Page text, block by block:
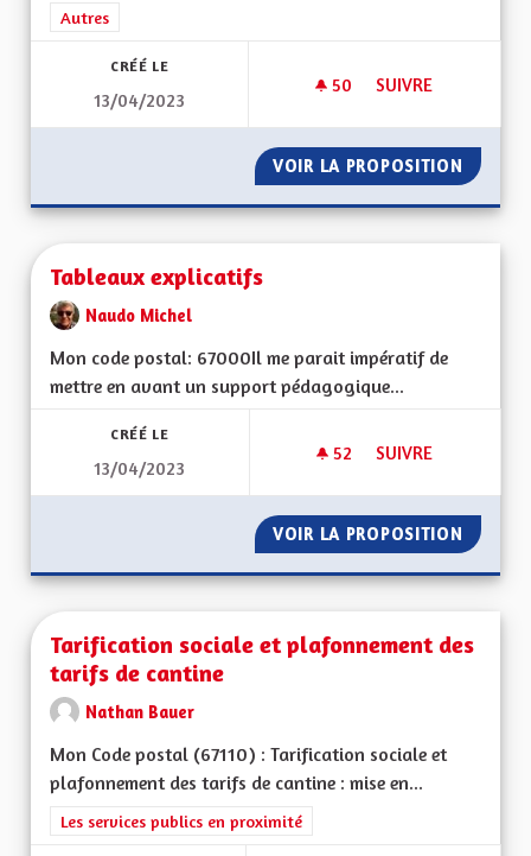
Filtrer les résultats de la catégorie : Autres
Autres
CRÉÉ LE
13/04/2023
50 50 ABONNÉS
SUIVRE
VOIR LA PROPOSITION
Tableaux explicatifs
Naudo Michel
Mon code postal: 67000 Il me parait impératif de
mettre en avant un support pédagogique...
CRÉÉ LE
13/04/2023
52 52 ABONNÉS
SUIVRE
VOIR LA PROPOSITION
Tarification sociale et plafonnement des
tarifs de cantine
Nathan Bauer
Mon Code postal (67110) : Tarification sociale et
plafonnement des tarifs de cantine : mise en...
Filtrer les résultats de la catégorie : Les services publics en
Les services publics en proximité